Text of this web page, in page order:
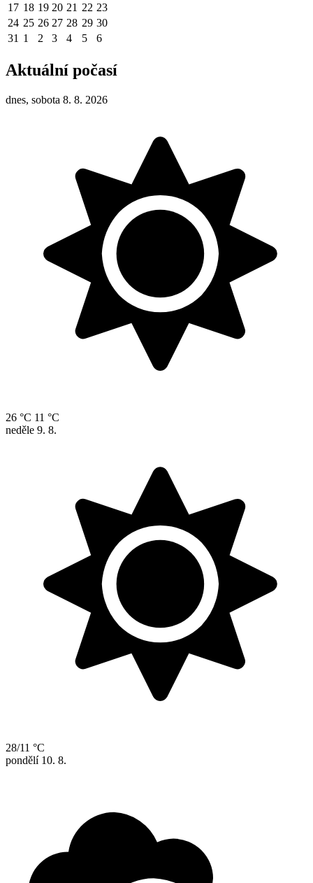
17 18 19 20 21 22 23
24 25 26 27 28 29 30
31 1 2 3 4 5 6
Aktuální počasí
dnes, sobota 8. 8. 2026
26 °C 11 °C
neděle 9. 8.
28/11 °C
pondělí 10. 8.